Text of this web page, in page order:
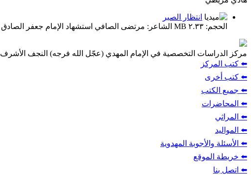
انتظار الصبر
الحجم: ٢.٣٣ MB الشاعر: مرتضى الصافي استشهاد الإمام جعفر الصادق (عليه السلام) ١٤٣٩ هـ موكب أولاد حيدر الكرار (عليه السلام) – النجف الأشرف في العتبة العلوية المقدسة
مركز الدراسات التخصصية في الإمام المهدي (عجّل الله فرجه) النجف الأشرف
⬅️ كتب المركز
⬅️ كتب أخرى
⬅️ جميع الكتب
⬅️ المحاضرات
⬅️ المراثي
⬅️ المواليد
⬅️ الأسئلة والأجوبة المهدوية
⬅️ خريطة الموقع
⬅️ اتصل بنا